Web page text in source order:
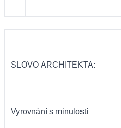
SLOVO ARCHITEKTA:
Vyrovnání s minulostí